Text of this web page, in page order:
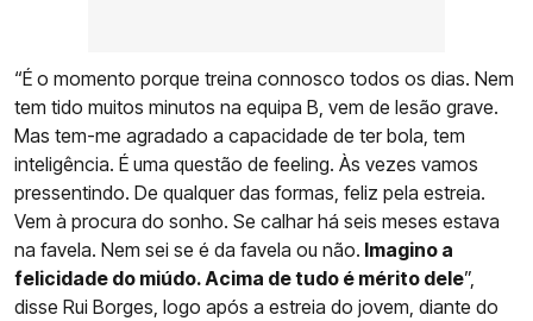
“É o momento porque treina connosco todos os dias. Nem
tem tido muitos minutos na equipa B, vem de lesão grave.
Mas tem-me agradado a capacidade de ter bola, tem
inteligência. É uma questão de feeling. Às vezes vamos
pressentindo. De qualquer das formas, feliz pela estreia.
Vem à procura do sonho. Se calhar há seis meses estava
na favela. Nem sei se é da favela ou não. Imagino a
felicidade do miúdo. Acima de tudo é mérito dele”,
disse Rui Borges, logo após a estreia do jovem, diante do